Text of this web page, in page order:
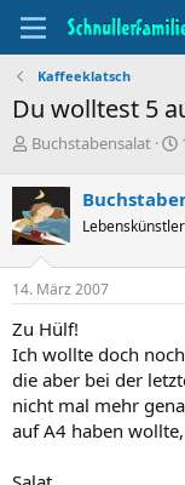
Kaffeeklatsch
Du wolltest 5
T
e
m
e
n
s
t
r
t
e
r
Buchstabensalat
i
14. März 2007
Zu Hülf!
Ich wollte doch
die aber bei der
nicht mal mehr
auf A4 haben